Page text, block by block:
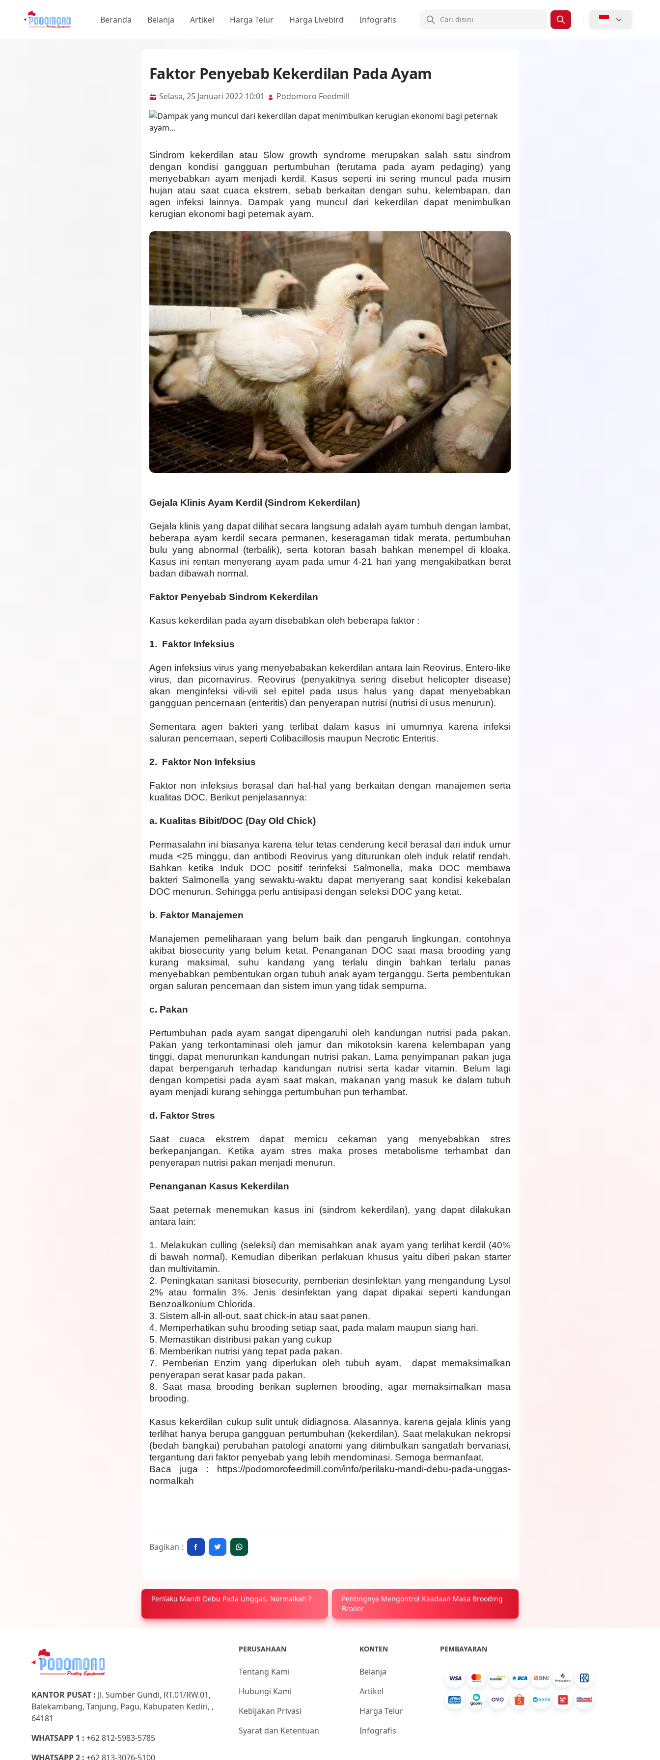
Cari
Beranda Belanja Artikel Harga Telur Harga Livebird Infografis
Faktor Penyebab Kekerdilan Pada Ayam
Selasa, 25 Januari 2022 10:01 Podomoro Feedmill
Sindrom kekerdilan atau Slow growth syndrome merupakan salah satu sindrom
dengan kondisi gangguan pertumbuhan (terutama pada ayam pedaging) yang
menyebabkan ayam menjadi kerdil. Kasus seperti ini sering muncul pada musim
hujan atau saat cuaca ekstrem, sebab berkaitan dengan suhu, kelembapan, dan
agen infeksi lainnya. Dampak yang muncul dari kekerdilan dapat menimbulkan
kerugian ekonomi bagi peternak ayam.
Gejala Klinis Ayam Kerdil (Sindrom Kekerdilan)
Gejala klinis yang dapat dilihat secara langsung adalah ayam tumbuh dengan lambat,
beberapa ayam kerdil secara permanen, keseragaman tidak merata, pertumbuhan
bulu yang abnormal (terbalik), serta kotoran basah bahkan menempel di kloaka.
Kasus ini rentan menyerang ayam pada umur 4-21 hari yang mengakibatkan berat
badan dibawah normal.
Faktor Penyebab Sindrom Kekerdilan
Kasus kekerdilan pada ayam disebabkan oleh beberapa faktor :
1. Faktor Infeksius
Agen infeksius virus yang menyebabakan kekerdilan antara lain Reovirus, Entero-like
virus, dan picornavirus. Reovirus (penyakitnya sering disebut helicopter disease)
akan menginfeksi vili-vili sel epitel pada usus halus yang dapat menyebabkan
gangguan pencernaan (enteritis) dan penyerapan nutrisi (nutrisi di usus menurun).
Sementara agen bakteri yang terlibat dalam kasus ini umumnya karena infeksi
saluran pencernaan, seperti Colibacillosis maupun Necrotic Enteritis.
2. Faktor Non Infeksius
Faktor non infeksius berasal dari hal-hal yang berkaitan dengan manajemen serta
kualitas DOC. Berikut penjelasannya:
a. Kualitas Bibit/DOC (Day Old Chick)
Permasalahn ini biasanya karena telur tetas cenderung kecil berasal dari induk umur
muda <25 minggu, dan antibodi Reovirus yang diturunkan oleh induk relatif rendah.
Bahkan ketika Induk DOC positif terinfeksi Salmonella, maka DOC membawa
bakteri Salmonella yang sewaktu-waktu dapat menyerang saat kondisi kekebalan
DOC menurun. Sehingga perlu antisipasi dengan seleksi DOC yang ketat.
b. Faktor Manajemen
Manajemen pemeliharaan yang belum baik dan pengaruh lingkungan, contohnya
akibat biosecurity yang belum ketat. Penanganan DOC saat masa brooding yang
kurang maksimal, suhu kandang yang terlalu dingin bahkan terlalu panas
menyebabkan pembentukan organ tubuh anak ayam terganggu. Serta pembentukan
organ saluran pencernaan dan sistem imun yang tidak sempurna.
c. Pakan
Pertumbuhan pada ayam sangat dipengaruhi oleh kandungan nutrisi pada pakan.
Pakan yang terkontaminasi oleh jamur dan mikotoksin karena kelembapan yang
tinggi, dapat menurunkan kandungan nutrisi pakan. Lama penyimpanan pakan juga
dapat berpengaruh terhadap kandungan nutrisi serta kadar vitamin. Belum lagi
dengan kompetisi pada ayam saat makan, makanan yang masuk ke dalam tubuh
ayam menjadi kurang sehingga pertumbuhan pun terhambat.
d. Faktor Stres
Saat cuaca ekstrem dapat memicu cekaman yang menyebabkan stres
berkepanjangan. Ketika ayam stres maka proses metabolisme terhambat dan
penyerapan nutrisi pakan menjadi menurun.
Penanganan Kasus Kekerdilan
Saat peternak menemukan kasus ini (sindrom kekerdilan), yang dapat dilakukan
antara lain:
1. Melakukan culling (seleksi) dan memisahkan anak ayam yang terlihat kerdil (40%
di bawah normal). Kemudian diberikan perlakuan khusus yaitu diberi pakan starter
dan multivitamin.
2. Peningkatan sanitasi biosecurity, pemberian desinfektan yang mengandung Lysol
2% atau formalin 3%. Jenis desinfektan yang dapat dipakai seperti kandungan
Benzoalkonium Chlorida.
3. Sistem all-in all-out, saat chick-in atau saat panen.
4. Memperhatikan suhu brooding setiap saat, pada malam maupun siang hari.
5. Memastikan distribusi pakan yang cukup
6. Memberikan nutrisi yang tepat pada pakan.
7. Pemberian Enzim yang diperlukan oleh tubuh ayam, dapat memaksimalkan
penyerapan serat kasar pada pakan.
8. Saat masa brooding berikan suplemen brooding, agar memaksimalkan masa
brooding.
Kasus kekerdilan cukup sulit untuk didiagnosa. Alasannya, karena gejala klinis yang
terlihat hanya berupa gangguan pertumbuhan (kekerdilan). Saat melakukan nekropsi
(bedah bangkai) perubahan patologi anatomi yang ditimbulkan sangatlah bervariasi,
tergantung dari faktor penyebab yang lebih mendominasi. Semoga bermanfaat.
Baca juga : https://podomorofeedmill.com/info/perilaku-mandi-debu-pada-unggas-
normalkah
Bagikan :
Perilaku Mandi Debu Pada Unggas, Normalkah ?
Pentingnya Mengontrol Keadaan Masa Brooding
Broiler
KANTOR PUSAT : Jl. Sumber Gundi, RT.01/RW.01,
Balekambang, Tanjung, Pagu, Kabupaten Kediri, ,
64181
WHATSAPP 1 : +62 812-5983-5785
WHATSAPP 2 : +62 813-3076-5100
PERUSAHAAN
Tentang Kami
Hubungi Kami
Kebijakan Privasi
Syarat dan Ketentuan
KONTEN
Belanja
Artikel
Harga Telur
Infografis
PEMBAYARAN